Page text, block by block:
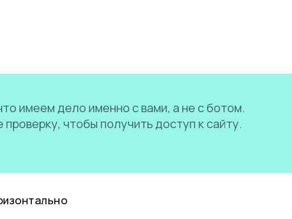
имеем дело именно с вами, а не с ботом.
чтобы получить доступ к сайту.